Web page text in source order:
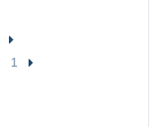
1